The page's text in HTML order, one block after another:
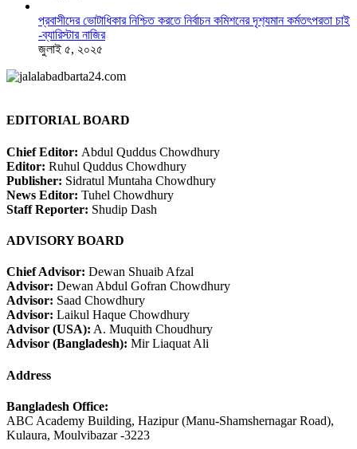
প্রবাসীদের ভোটাধিকার নিশ্চিত করতে নির্বাচন কমিশনের দৃশ‍্যমান কর্মতৎপরতা চাই
-ব্যারিস্টার নাজির
জুলাই ৫, ২০২৫
EDITORIAL BOARD
Chief Editor: Abdul Quddus Chowdhury
Editor: Ruhul Quddus Chowdhury
Publisher: Sidratul Muntaha Chowdhury
News Editor: Tuhel Chowdhury
Staff Reporter: Shudip Dash
ADVISORY BOARD
Chief Advisor: Dewan Shuaib Afzal
Advisor: Dewan Abdul Gofran Chowdhury
Advisor: Saad Chowdhury
Advisor: Laikul Haque Chowdhury
Advisor (USA): A. Muquith Choudhury
Advisor (Bangladesh): Mir Liaquat Ali
Address
Bangladesh Office:
ABC Academy Building, Hazipur (Manu-Shamshernagar Road),
Kulaura, Moulvibazar -3223